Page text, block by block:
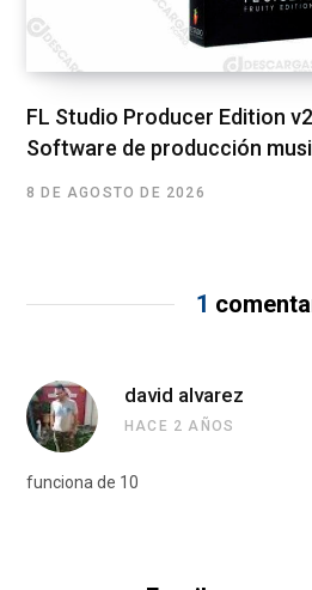
FL Studio Producer Edition
Software de producción
8 DE AGOSTO DE 2026
1
david alvarez
HACE 2 AÑOS
funciona de 10